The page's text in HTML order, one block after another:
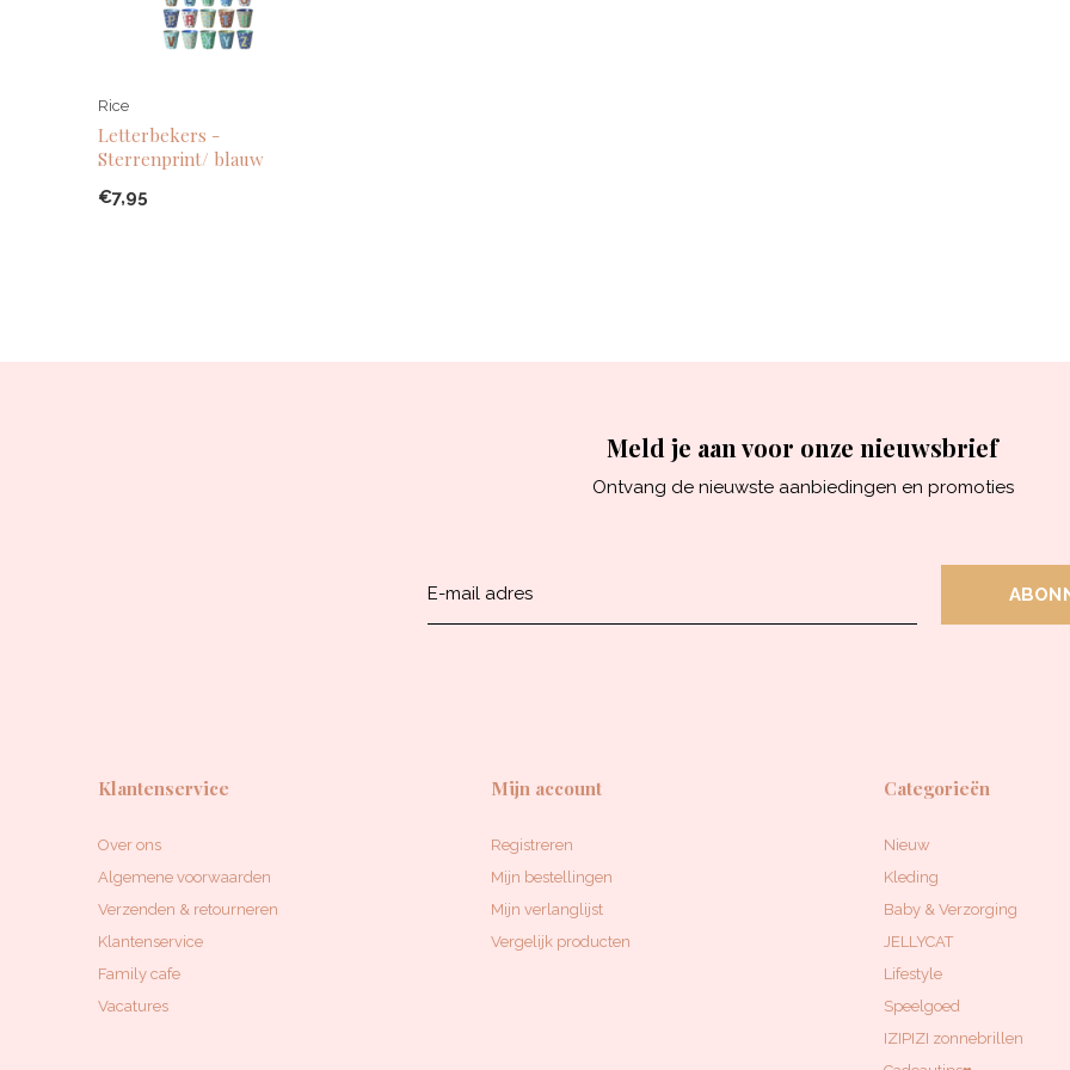
Rice
Letterbekers -
Sterrenprint/ blauw
€7,95
Meld je aan voor onze nieuwsbrief
Ontvang de nieuwste aanbiedingen en promoties
Klantenservice
Over ons
Algemene voorwaarden
Verzenden & retourneren
Klantenservice
Family cafe
Vacatures
Mijn account
Registreren
Mijn bestellingen
Mijn verlanglijst
Vergelijk producten
Categorieën
Nieuw
Kleding
Baby & Verzorging
JELLYCAT
Lifestyle
Speelgoed
IZIPIZI zonnebrillen